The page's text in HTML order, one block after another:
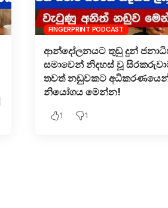
FINGERPRINT PODCAST
ආන්දෝලනයට තුඩු දුන්
සමාවෙන් නිදහස් වූ
තවත් නඩුවකට
නියෝගය මෙන්න!
1 1